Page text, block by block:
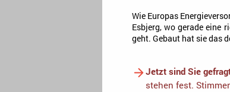
Wie Europas
Esbjerg, wo gerade eine
geht. Gebaut hat sie das
Jetzt sind Sie
stehen fest.